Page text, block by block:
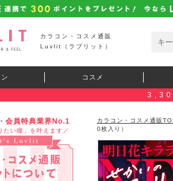
カラコン・コスメ通販
Luvlit（ラブリット）
コスメ
会員特典業界No.1
たい瞳」を叶えます／
カラコン・コスメ通販
0枚入り）